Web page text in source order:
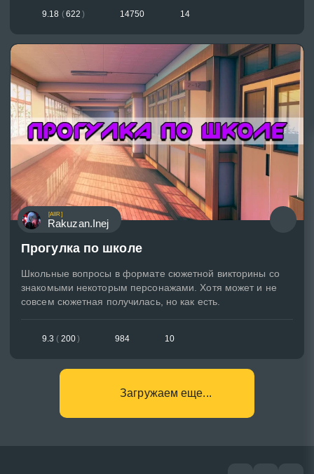
9.18 (622 ) 14750 14
[AIIR]
Rakuzan.Inej
Прогулка по школе
Школьные вопросы в формате сюжетной викторины со
знакомыми некоторым персонажами. Хотя может и не
совсем сюжетная получилась, но как есть.
9.3 ( 200) 984 10
Загружаем еще...